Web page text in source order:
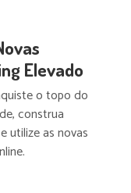
Elevado
o topo do
construa
utilize as novas